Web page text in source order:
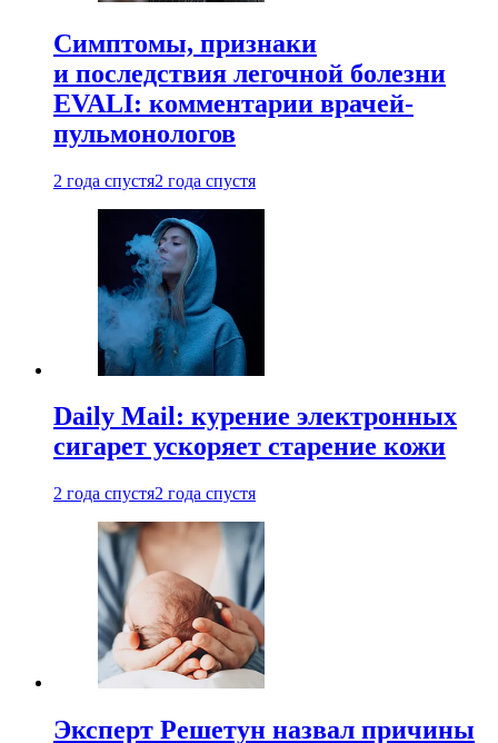
Симптомы, признаки
и последствия легочной болезни
EVALI: комментарии врачей-
пульмонологов
2 года спустя2 года спустя
Daily Mail: курение электронных
сигарет ускоряет старение кожи
2 года спустя2 года спустя
Эксперт Решетун назвал причины